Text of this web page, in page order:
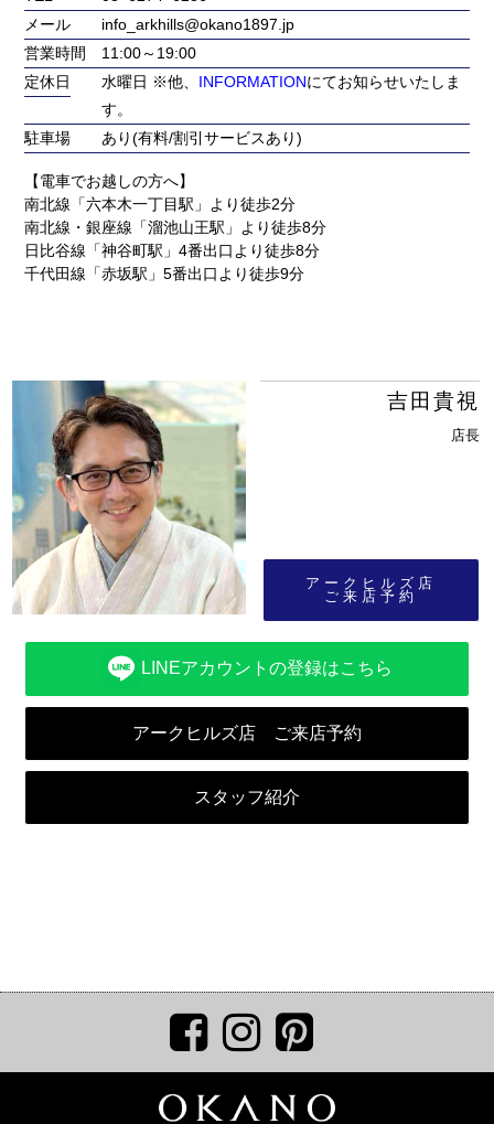
メール
info_arkhills@okano1897.jp
営業時間
11:00～19:00
定休日
水曜日 ※他、 INFORMATIONにてお知らせいたしま
す。
駐車場
あり(有料/割引サービスあり)
【電車でお越しの方へ】
南北線「六本木一丁目駅」より徒歩2分
南北線・銀座線「溜池山王駅」より徒歩8分
日比谷線「神谷町駅」4番出口より徒歩8分
千代田線「赤坂駅」5番出口より徒歩9分
吉田貴視
店長
アークヒルズ店
ご来店予約
LINEアカウントの登録はこちら
アークヒルズ店 ご来店予約
スタッフ紹介